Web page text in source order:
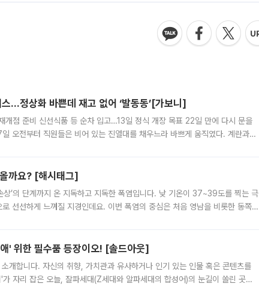
…정상화 바쁜데 재고 없어 ‘발동동’[가보니]
개점 준비 신선식품 등 순차 입고…13일 정식 개장 목표 22일 만에 다시 문을
오전부터 직원들은 비어 있는 진열대를 채우느라 바쁘게 움직였다. 계란과
까요? [해시태그]
상’의 단계까지 온 지독하고 지독한 폭염입니다. 낮 기온이 37~39도를 찍는 극
선선하게 느껴질 지경인데요. 이번 폭염의 중심은 처음 영남을 비롯한 동쪽
' 위한 필수품 등장이오! [솔드아웃]
개합니다. 자신의 취향, 가치관과 유사하거나 인기 있는 인물 혹은 콘텐츠를
자리 잡은 오늘, 잘파세대(Z세대와 알파세대의 합성어)의 눈길이 쏠린 곳은